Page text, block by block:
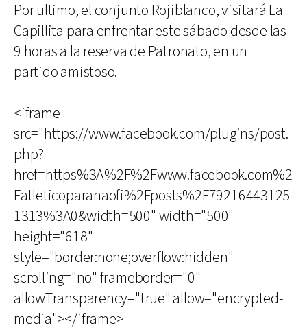
Por ultimo, el conjunto Rojiblanco, visitará La
Capillita para enfrentar este sábado desde las
9 horas a la reserva de Patronato, en un
partido amistoso.
<iframe
src="https://www.facebook.com/plugins/post.
php?
href=https%3A%2F%2Fwww.facebook.com%2
Fatleticoparanaofi%2Fposts%2F79216443125
1313%3A0&width=500" width="500"
height="618"
style="border:none;overflow:hidden"
scrolling="no" frameborder="0"
allowTransparency="true" allow="encrypted-
media"></iframe>